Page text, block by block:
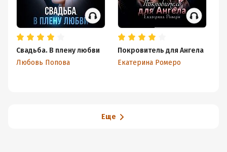
Свадьба. В плену любви
Любовь Попова
Покровитель для Ангела
Екатерина Ромеро
Еще